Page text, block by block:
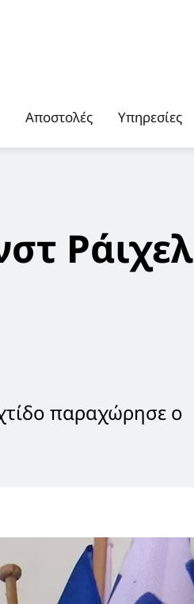
Αποστολές Υπηρεσίες
Ράιχελ
παραχώρησε ο